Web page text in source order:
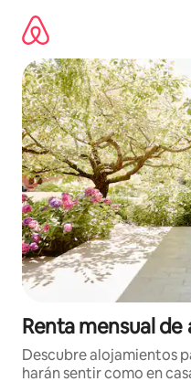
contenido
Renta mensual de
Descubre alojamientos
harán sentir como en